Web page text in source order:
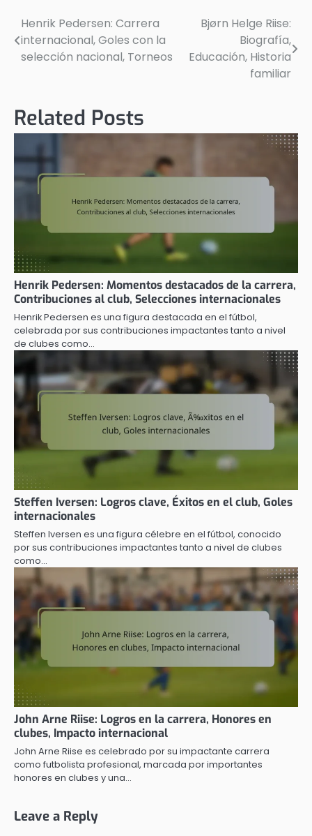
Post
navigation
Henrik Pedersen: Carrera
internacional, Goles con la
selección nacional, Torneos
Bjørn Helge Riise:
Biografía,
Educación, Historia
familiar
Related Posts
Henrik Pedersen: Momentos destacados de la carrera,
Contribuciones al club, Selecciones internacionales
Henrik Pedersen es una figura destacada en el fútbol,
celebrada por sus contribuciones impactantes tanto a nivel
de clubes como…
Steffen Iversen: Logros clave, Éxitos en el club, Goles
internacionales
Steffen Iversen es una figura célebre en el fútbol, conocido
por sus contribuciones impactantes tanto a nivel de clubes
como…
John Arne Riise: Logros en la carrera, Honores en
clubes, Impacto internacional
John Arne Riise es celebrado por su impactante carrera
como futbolista profesional, marcada por importantes
honores en clubes y una…
Leave a Reply